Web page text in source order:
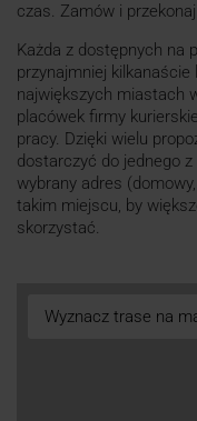
czas. Zamów i
Każda z dostępnych na
przynajmniej kilkanaście
największych miastach
placówek firmy
pracy. Dzięki wielu
dostarczyć do jednego
wybrany adres
takim miejscu, by
skorzystać.
Wyznacz trase na